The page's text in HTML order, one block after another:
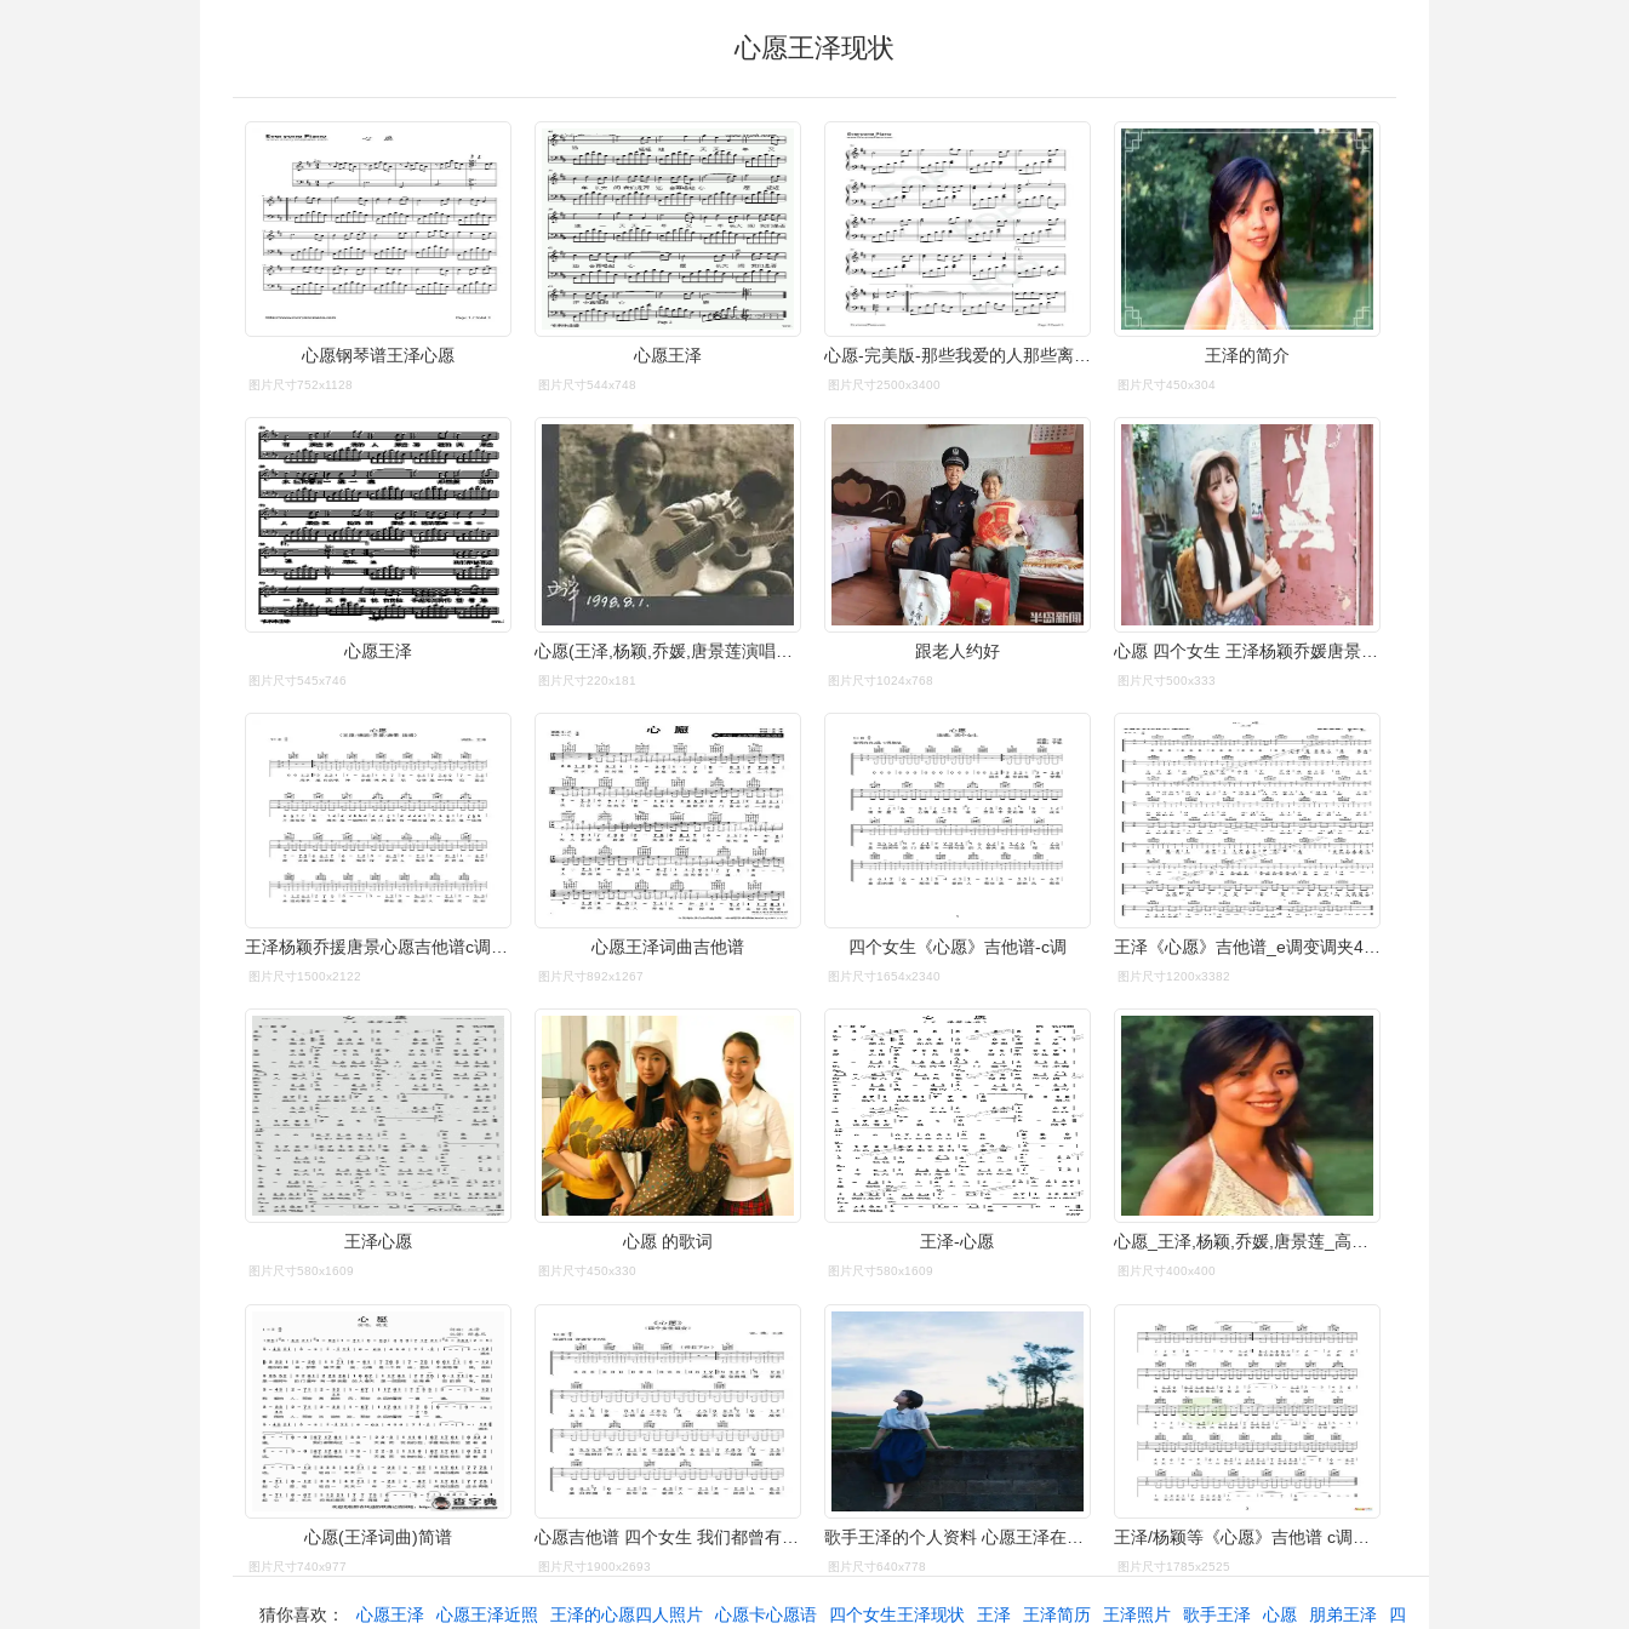
心愿王泽现状
心愿钢琴谱王泽心愿
图片尺寸752x1128
心愿王泽
图片尺寸544x748
心愿-完美版-那些我爱的人那些离逝的风五线谱预览2
图片尺寸2500x3400
王泽的简介
图片尺寸450x304
心愿王泽
图片尺寸545x746
心愿(王泽,杨颖,乔媛,唐景莲演唱歌曲)_百度百科
图片尺寸220x181
跟老人约好
图片尺寸1024x768 图片尺寸500x333
图片尺寸1500x2122
心愿王泽词曲吉他谱
图片尺寸892x1267
四个女生《心愿》吉他谱-c调
图片尺寸1654x2340 图片尺寸1200x3382
王泽心愿
图片尺寸580x1609
心愿 的歌词
图片尺寸450x330
王泽-心愿
图片尺寸580x1609
心愿_王泽,杨颖,乔媛,唐景莲_高音质在线试听_心愿歌词|歌曲下载_酷狗
图片尺寸400x400
心愿(王泽词曲)简谱
图片尺寸740x977
心愿吉他谱 四个女生 我们都曾有过一张天真而忧伤的脸1
图片尺寸1900x2693
歌手王泽的个人资料 心愿王泽在美国现状 - 歌词译
图片尺寸640x778
王泽/杨颖等《心愿》吉他谱 c调弹唱谱 两个版本
图片尺寸1785x2525
猜你喜欢： 心愿王泽 心愿王泽近照 王泽的心愿四人照片 心愿卡心愿语 四个女生王泽现状 王泽 王泽简历 王泽照片 歌手王泽 心愿 朋弟王泽 四